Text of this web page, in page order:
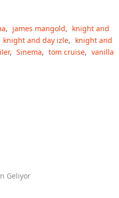
, james mangold, knight and
knight and day izle, knight and
, Sinema, tom cruise, vanilla
Geliyor